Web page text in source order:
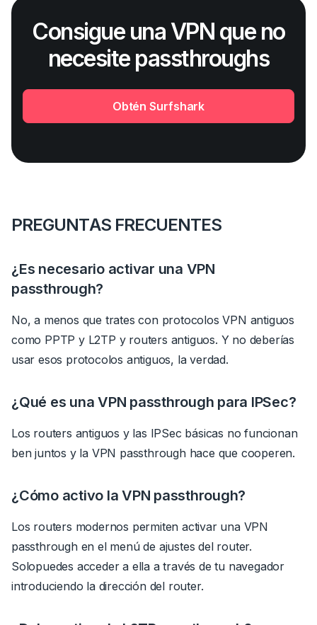
Consigue una VPN que no
necesite passthroughs
Obtén Surfshark
PREGUNTAS FRECUENTES
¿Es necesario activar una VPN
passthrough?
No, a menos que trates con protocolos VPN antiguos
como PPTP y L2TP y routers antiguos. Y no deberías
usar esos protocolos antiguos, la verdad.
¿Qué es una VPN passthrough para IPSec?
Los routers antiguos y las IPSec básicas no funcionan
ben juntos y la VPN passthrough hace que cooperen.
¿Cómo activo la VPN passthrough?
Los routers modernos permiten activar una VPN
passthrough en el menú de ajustes del router.
Solopuedes acceder a ella a través de tu navegador
introduciendo la dirección del router.